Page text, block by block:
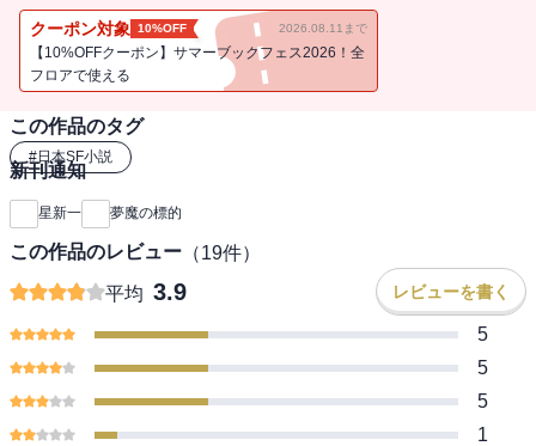
か？ ショート・ショートの名手が贈る、異色の長編ＳＦ。
クーポン対象 10%OFF 2026.08.11まで
【10%OFFクーポン】サマーブックフェス2026！全
フロアで使える
この作品のタグ
#日本SF小説
新刊通知
星新一 夢魔の標的
この作品のレビュー （19件）
平均 3.9 レビューを書く
5
5
5
1